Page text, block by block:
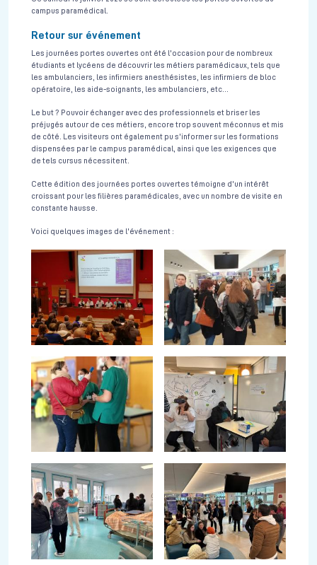
campus paramédical.
Retour sur événement
Les journées portes ouvertes ont été l'occasion pour de nombreux
étudiants et lycéens de découvrir les métiers paramédicaux, tels que
les ambulanciers, les infirmiers anesthésistes, les infirmiers de bloc
opératoire, les aide-soignants, les ambulanciers, etc...
Le but ? Pouvoir échanger avec des professionnels et briser les
préjugés autour de ces métiers, encore trop souvent méconnus et mis
de côté. Les visiteurs ont également pu s'informer sur les formations
dispensées par le campus paramédical, ainsi que les exigences que
de tels cursus nécessitent.
Cette édition des journées portes ouvertes témoigne d'un intérêt
croissant pour les filières paramédicales, avec un nombre de visite en
constante hausse.
Voici quelques images de l'événement :